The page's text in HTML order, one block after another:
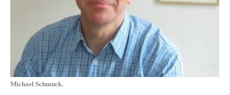
Michael Schmuck.